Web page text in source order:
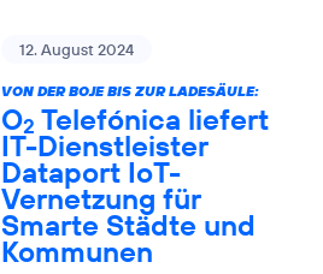
12. August 2024
VON DER BOJE BIS ZUR LADESÄULE:
O2 Telefónica liefert
IT-Dienstleister
Dataport IoT-
Vernetzung für
Smarte Städte und
Kommunen